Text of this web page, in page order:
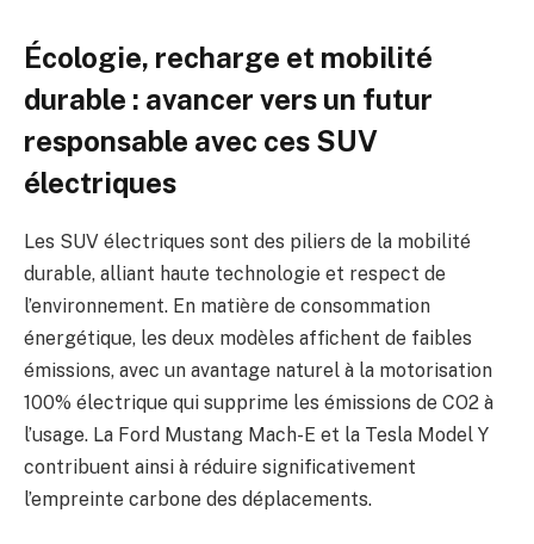
Écologie, recharge et mobilité
durable : avancer vers un futur
responsable avec ces SUV
électriques
Les SUV électriques sont des piliers de la mobilité
durable, alliant haute technologie et respect de
l’environnement. En matière de consommation
énergétique, les deux modèles affichent de faibles
émissions, avec un avantage naturel à la motorisation
100% électrique qui supprime les émissions de CO2 à
l’usage. La Ford Mustang Mach-E et la Tesla Model Y
contribuent ainsi à réduire significativement
l’empreinte carbone des déplacements.